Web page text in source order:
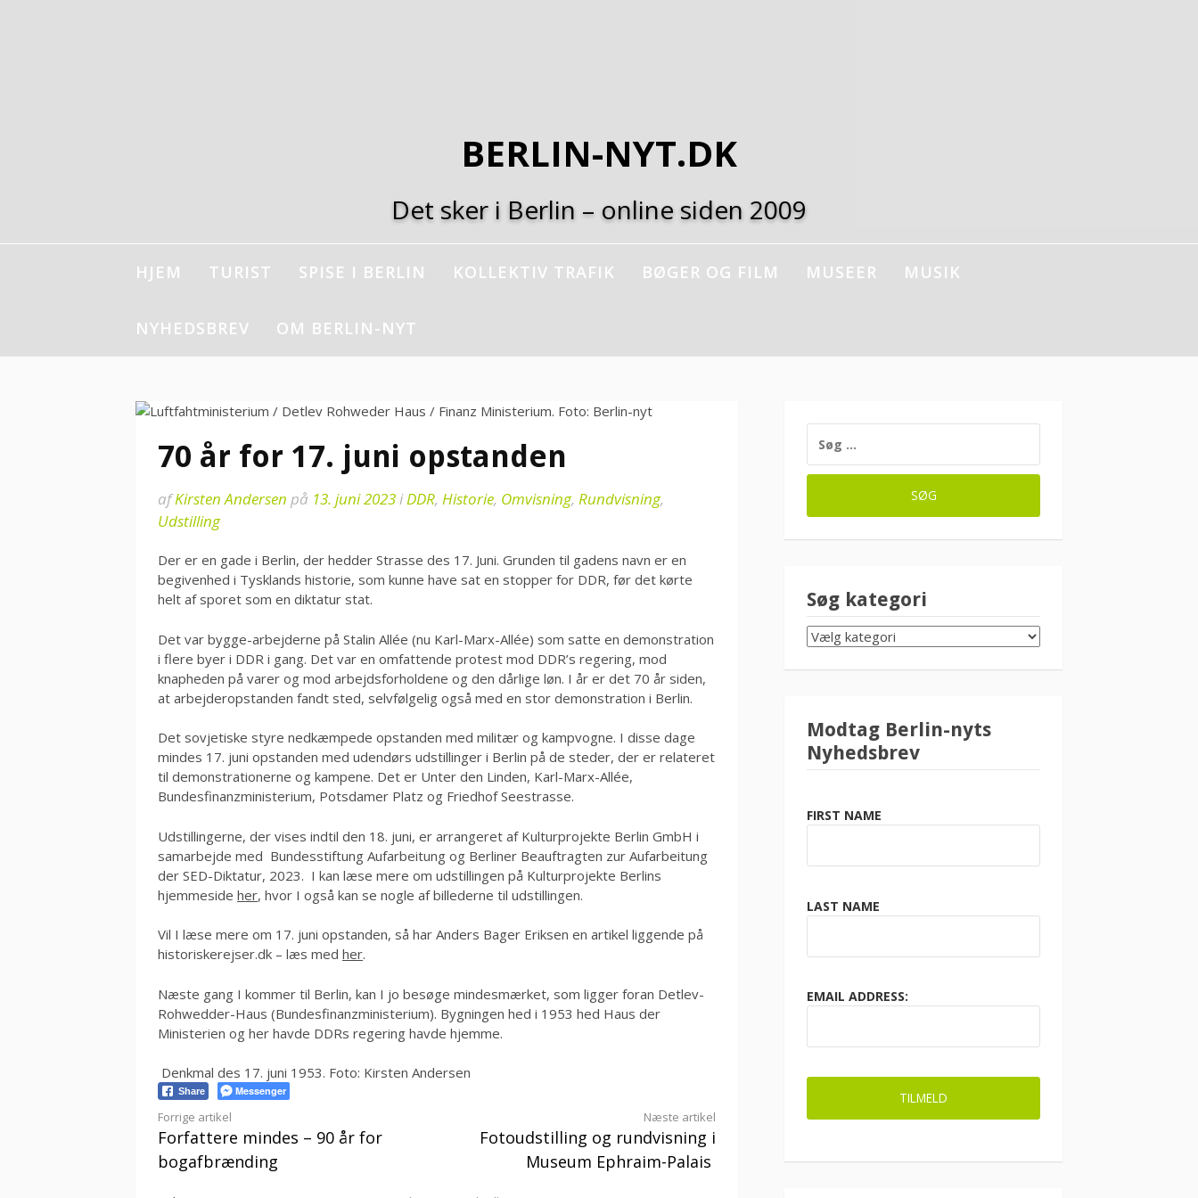
BERLIN-NYT.DK
Det sker i Berlin – online siden 2009
HJEM TURIST SPISE I BERLIN KOLLEKTIV TRAFIK BØGER OG FILM MUSEER MUSIK
NYHEDSBREV OM BERLIN-NYT
70 år for 17. juni opstanden
afKirsten Andersen på 13. juni 2023iDDR, Historie, Omvisning, Rundvisning,
Udstilling
Der er en gade i Berlin, der hedder Strasse des 17. Juni. Grunden til gadens navn er en
begivenhed i Tysklands historie, som kunne have sat en stopper for DDR, før det kørte
helt af sporet som en diktatur stat.
Det var bygge-arbejderne på Stalin Allée (nu Karl-Marx-Allée) som satte en demonstration
i flere byer i DDR i gang. Det var en omfattende protest mod DDR’s regering, mod
knapheden på varer og mod arbejdsforholdene og den dårlige løn. I år er det 70 år siden,
at arbejderopstanden fandt sted, selvfølgelig også med en stor demonstration i Berlin.
Det sovjetiske styre nedkæmpede opstanden med militær og kampvogne. I disse dage
mindes 17. juni opstanden med udendørs udstillinger i Berlin på de steder, der er relateret
til demonstrationerne og kampene. Det er Unter den Linden, Karl-Marx-Allée,
Bundesfinanzministerium, Potsdamer Platz og Friedhof Seestrasse.
Udstillingerne, der vises indtil den 18. juni, er arrangeret af Kulturprojekte Berlin GmbH i
samarbejde med Bundesstiftung Aufarbeitung og Berliner Beauftragten zur Aufarbeitung
der SED-Diktatur, 2023. I kan læse mere om udstillingen på Kulturprojekte Berlins
hjemmeside her, hvor I også kan se nogle af billederne til udstillingen.
Vil I læse mere om 17. juni opstanden, så har Anders Bager Eriksen en artikel liggende på
historiskerejser.dk – læs med her.
Næste gang I kommer til Berlin, kan I jo besøge mindesmærket, som ligger foran Detlev-
Rohwedder-Haus (Bundesfinanzministerium). Bygningen hed i 1953 hed Haus der
Ministerien og her havde DDRs regering havde hjemme.
Denkmal des 17. juni 1953. Foto: Kirsten Andersen
Share Messenger
Læs
videre
Forrige artikel
Forfattere mindes – 90 år for
bogafbrænding
Næste artikel
Fotoudstilling og rundvisning i
Museum Ephraim-Palais
EFTER:
Søg kategori
SØG
KATEGORI
Modtag Berlin-nyts
Nyhedsbrev
FIRST NAME
LAST NAME
EMAIL ADDRESS: